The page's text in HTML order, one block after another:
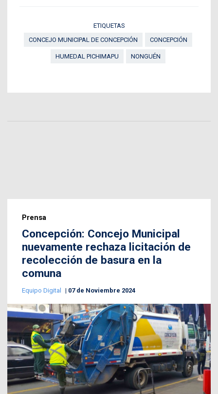
ETIQUETAS
CONCEJO MUNICIPAL DE CONCEPCIÓN
CONCEPCIÓN
HUMEDAL PICHIMAPU NONGUÉN
Prensa
Concepción: Concejo Municipal
nuevamente rechaza licitación de
recolección de basura en la
comuna
Equipo Digital 07 de Noviembre 2024